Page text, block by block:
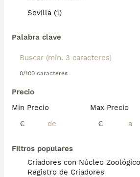
Sevilla (1)
Palabra clave
0/100 caracteres
Precio
Min Precio
€
Max Precio
€
Filtros populares
Criadores con Núcleo Zoológico
Registro de Criadores